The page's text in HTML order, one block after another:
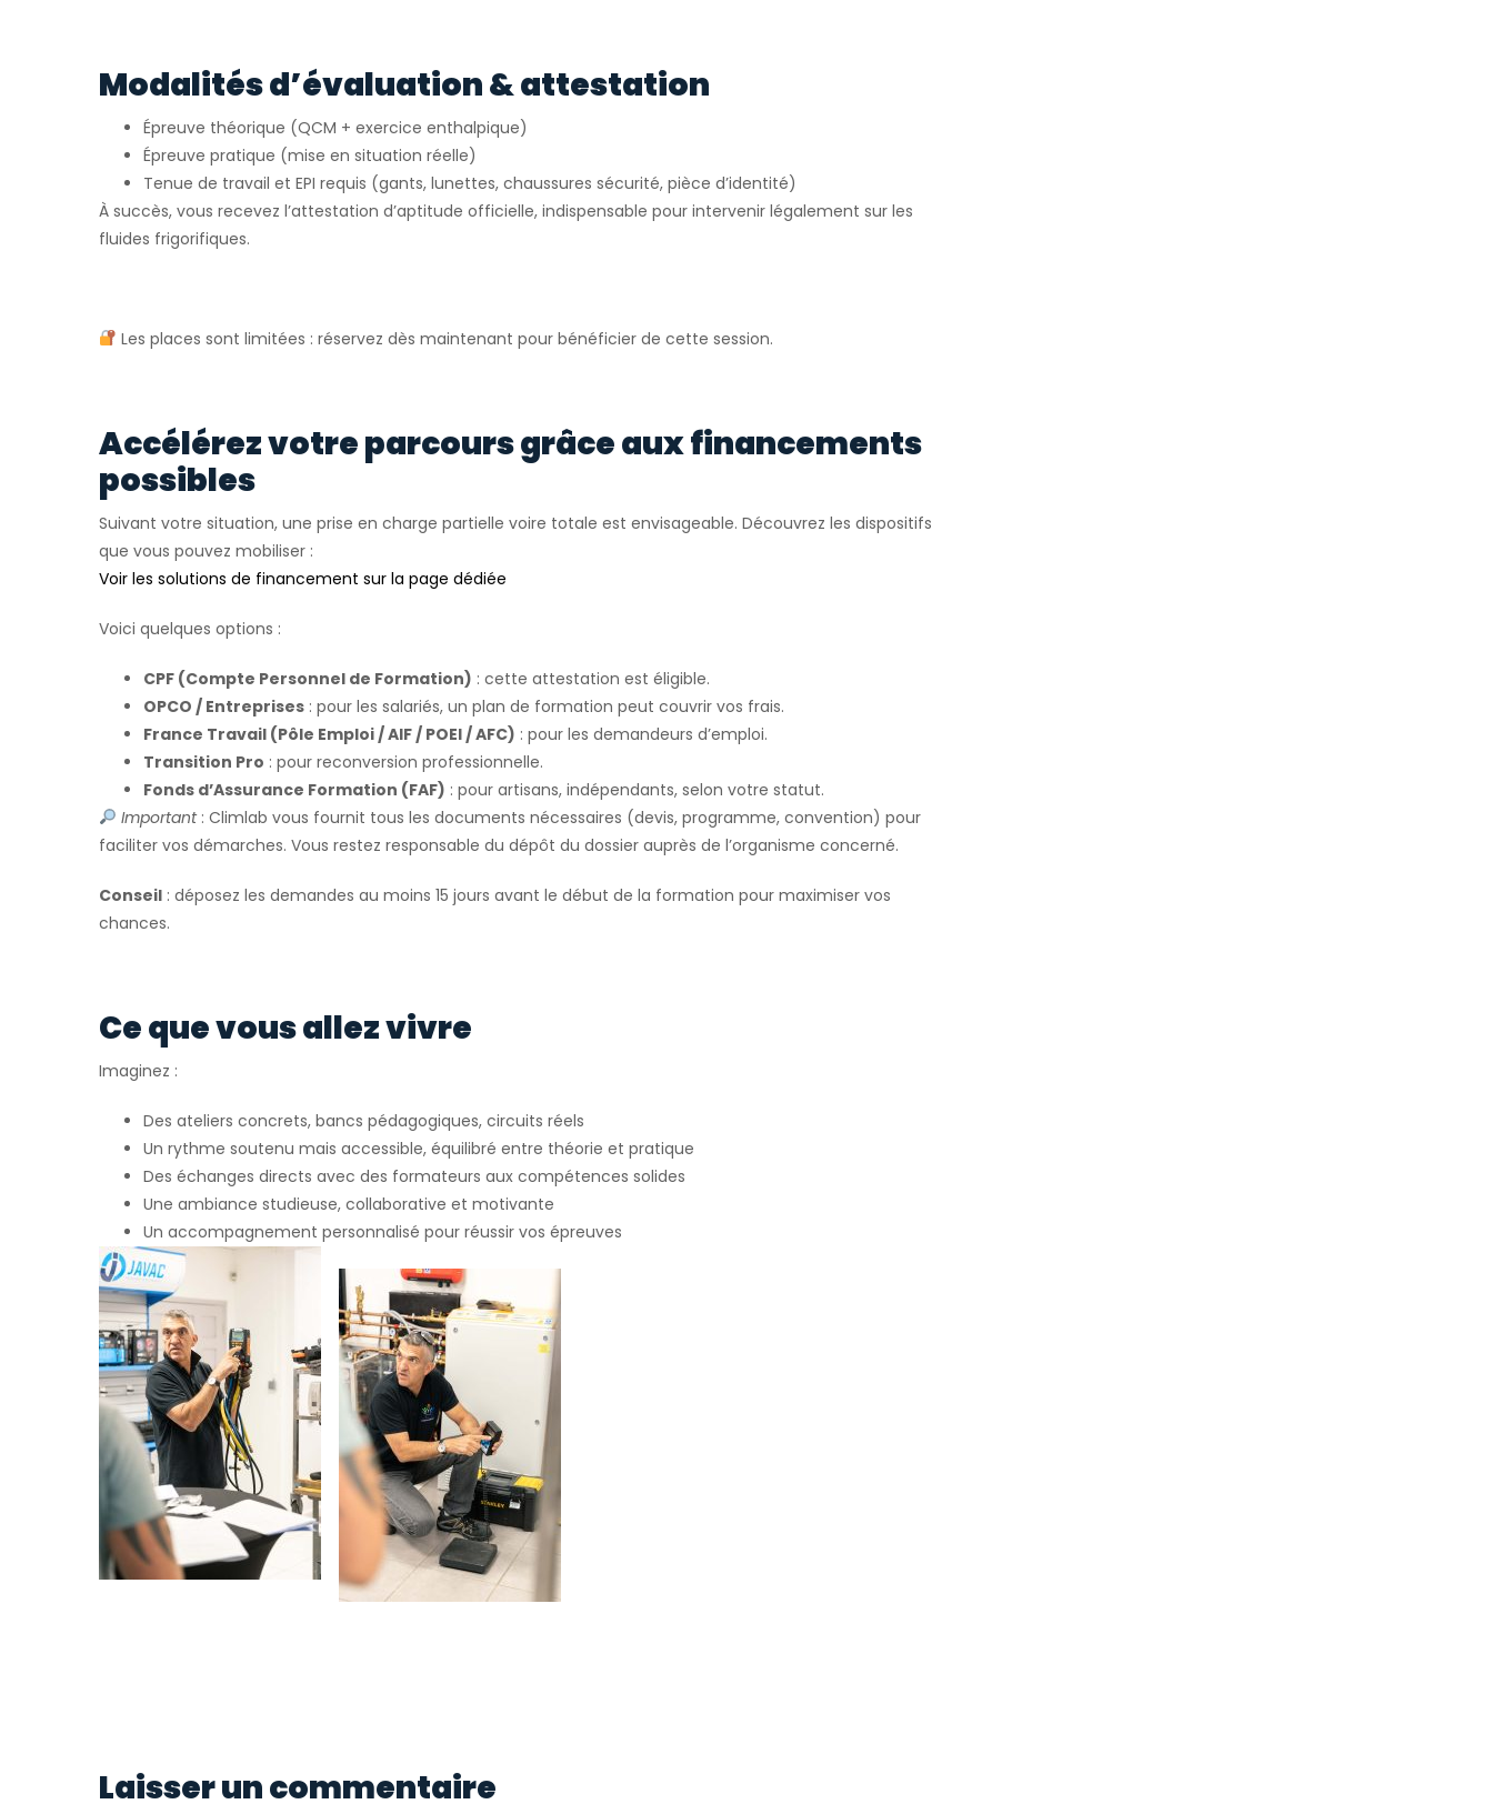
Modalités d’évaluation & attestation
Épreuve théorique (QCM + exercice enthalpique)
Épreuve pratique (mise en situation réelle)
Tenue de travail et EPI requis (gants, lunettes, chaussures sécurité, pièce d’identité)
À succès, vous recevez l’attestation d’aptitude officielle, indispensable pour intervenir légalement sur les
fluides frigorifiques.
Les places sont limitées : réservez dès maintenant pour bénéficier de cette session.
Accélérez votre parcours grâce aux financements
possibles
Suivant votre situation, une prise en charge partielle voire totale est envisageable. Découvrez les dispositifs
que vous pouvez mobiliser :
Voir les solutions de financement sur la page dédiée
Voici quelques options :
CPF (Compte Personnel de Formation) : cette attestation est éligible.
OPCO / Entreprises : pour les salariés, un plan de formation peut couvrir vos frais.
France Travail (Pôle Emploi / AIF / POEI / AFC) : pour les demandeurs d’emploi.
Transition Pro : pour reconversion professionnelle.
Fonds d’Assurance Formation (FAF) : pour artisans, indépendants, selon votre statut.
Important: Climlab vous fournit tous les documents nécessaires (devis, programme, convention) pour
faciliter vos démarches. Vous restez responsable du dépôt du dossier auprès de l’organisme concerné.
Conseil : déposez les demandes au moins 15 jours avant le début de la formation pour maximiser vos
chances.
Ce que vous allez vivre
Imaginez :
Des ateliers concrets, bancs pédagogiques, circuits réels
Un rythme soutenu mais accessible, équilibré entre théorie et pratique
Des échanges directs avec des formateurs aux compétences solides
Une ambiance studieuse, collaborative et motivante
Un accompagnement personnalisé pour réussir vos épreuves
Laisser un commentaire